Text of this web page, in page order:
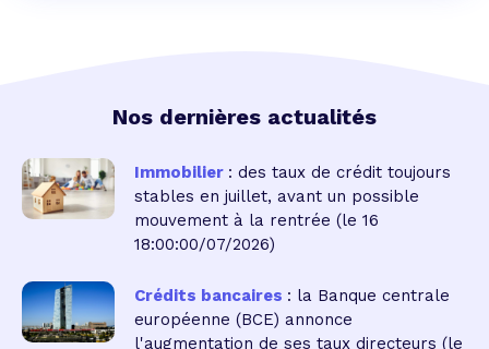
Nos dernières actualités
Immobilier : des taux de crédit toujours
stables en juillet, avant un possible
mouvement à la rentrée (le 16
18:00:00/07/2026)
Crédits bancaires : la Banque centrale
européenne (BCE) annonce
l'augmentation de ses taux directeurs (le